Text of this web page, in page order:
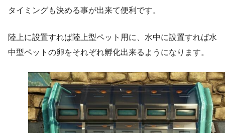
タイミングも決める事が出来て便利です。
陸上に設置すれば陸上型ペット用に、水中に設置すれば水
中型ペットの卵をそれぞれ孵化出来るようになります。